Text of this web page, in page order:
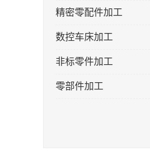
精密零配件加工
数控车床加工
非标零件加工
零部件加工